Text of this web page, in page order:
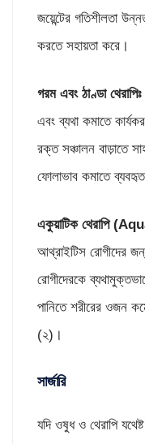
জয়েন্টের গতিশীলতা
করতে সহায়তা করে।
গরম এবং ঠাণ্ডা থেরাপিঃ
এবং ব্যথা কমাতে
রক্ত সঞ্চালন বাড়াতে
ফোলাভাব কমাতে
একুয়াটিক থেরাপি (
আথ্রাইটিস রোগীদের
রোগীদেরকে
পানিতে শরীরের ওজন
(২)।
সার্জারি
যদি ওষুধ ও থেরাপি